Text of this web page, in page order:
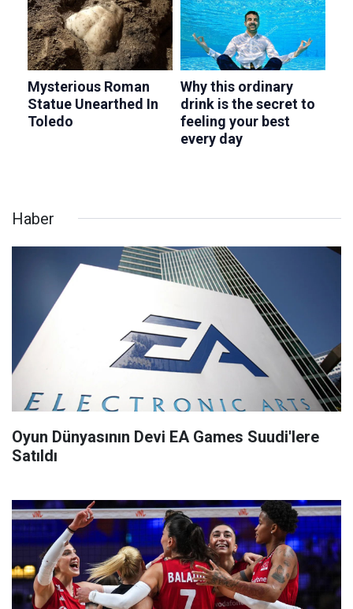
Haber
Oyun Dünyasının Devi EA Games Suudi'lere
Satıldı